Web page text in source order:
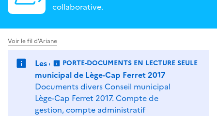
collaborative.
Voir le fil d'Ariane
Les documents divers du Conseil
municipal de Lège-Cap Ferret 2017
PORTE-DOCUMENTS EN LECTURE SEULE
: LES FICHIERS NE SONT PAS MODIFIABLES.
Documents divers Conseil municipal
Lège-Cap Ferret 2017. Compte de
gestion, compte administratif